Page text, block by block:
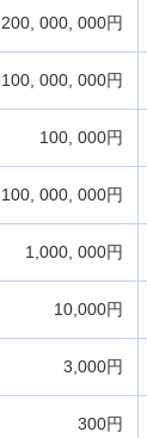
200, 000, 000円
100, 000, 000円
100, 000円
100, 000, 000円
1,000, 000円
10,000円
3,000円
300円